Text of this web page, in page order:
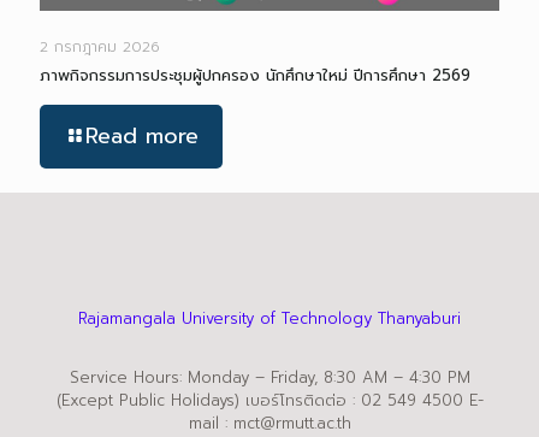
2 กรกฎาคม 2026
ภาพกิจกรรมการประชุมผู้ปกครอง นักศึกษาใหม่ ปีการศึกษา 2569
Read more
Rajamangala University of Technology Thanyaburi
Service Hours: Monday – Friday, 8:30 AM – 4:30 PM
(Except Public Holidays) เบอร์โทรติดต่อ : 02 549 4500 E-
mail : mct@rmutt.ac.th